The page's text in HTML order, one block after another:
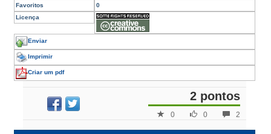
Favoritos
0
Licença
Enviar
Imprimir
Criar um pdf
2 pontos
2
0
0